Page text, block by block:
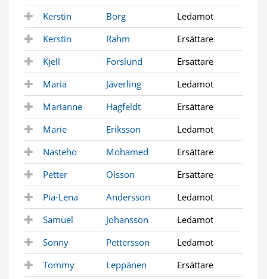
Kerstin
Borg
Ledamot
Kerstin
Rahm
Ersättare
Kjell
Forslund
Ersättare
Maria
Jäverling
Ledamot
Marianne
Hagfeldt
Ersättare
Marie
Eriksson
Ledamot
Nasteho
Mohamed
Ersättare
Petter
Olsson
Ersättare
Pia-Lena
Andersson
Ledamot
Samuel
Johansson
Ledamot
Sonny
Pettersson
Ledamot
Tommy
Leppänen Ersättare